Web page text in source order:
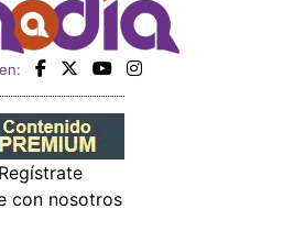
Regístrate
con nosotros